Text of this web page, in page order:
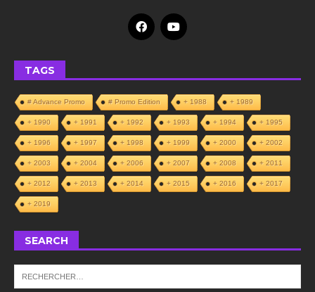
TAGS
# Advance Promo # Promo Edition + 1988 + 1989
+ 1990 + 1991 + 1992 + 1993 + 1994 + 1995
+ 1996 + 1997 + 1998 + 1999 + 2000 + 2002
+ 2003 + 2004 + 2006 + 2007 + 2008 + 2011
+ 2012 + 2013 + 2014 + 2015 + 2016 + 2017
+ 2019
SEARCH